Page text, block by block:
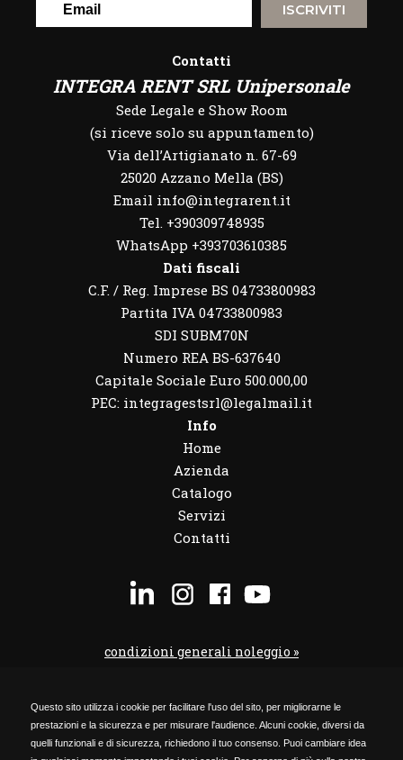
Questo sito utilizza i cookie per facilitare l'uso del sito, per migliorarne le
prestazioni e la sicurezza e per misurare l'audience. Alcuni cookie, diversi da
quelli funzionali e di sicurezza, richiedono il tuo consenso. Puoi cambiare idea
ISCRIVITI
Contatti
INTEGRA RENT SRL Unipersonale
Sede Legale e Show Room
(si riceve solo su appuntamento)
Via dell’Artigianato n. 67-69
25020 Azzano Mella (BS)
Email info@integrarent.it
Tel. +390309748935
WhatsApp +393703610385
Dati fiscali
C.F. / Reg. Imprese BS 04733800983
Partita IVA 04733800983
SDI SUBM70N
Numero REA BS-637640
Capitale Sociale Euro 500.000,00
PEC: integragestsrl@legalmail.it
Info
Home
Azienda
Catalogo
Servizi
Contatti
condizioni generali noleggio »
codice etico »
Privacy Policy »